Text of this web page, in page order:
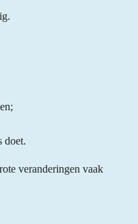
doet.
veranderingen vaak